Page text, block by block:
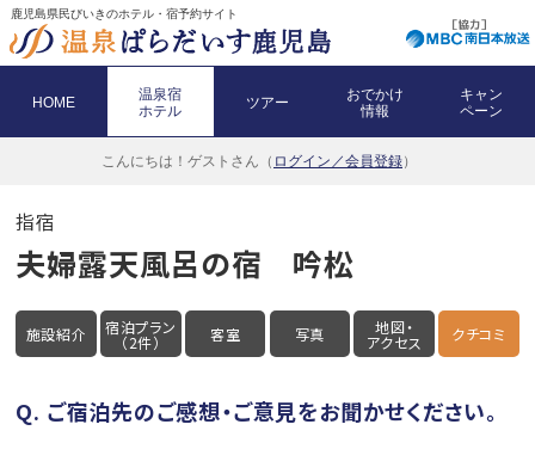
鹿児島県民びいきのホテル・宿予約サイト
HOME
温泉宿
ホテル
ツアー
おでかけ
情報
キャン
ペーン
こんにちは！ ゲストさん（ ログイン／会員登録）
指宿
夫婦露天風呂の宿 吟松
施設紹介 宿泊プラン
（2件） 客室 写真 地図・
アクセス クチコミ
Q. ご宿泊先のご感想・ご意見をお聞かせください。